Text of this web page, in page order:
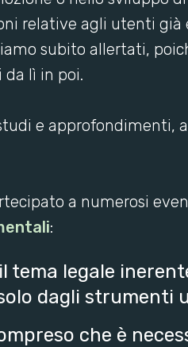
relative agli utenti già
subito allertati,
lì in poi.
e approfondimenti,
a numerosi
:
tema legale
dagli strumenti
che è